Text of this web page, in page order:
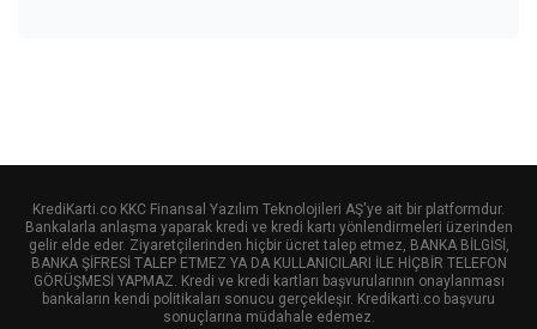
KrediKarti.co KKC Finansal Yazılım Teknolojileri AŞ'ye ait bir platformdur.
Bankalarla anlaşma yaparak kredi ve kredi kartı yönlendirmeleri üzerinden
gelir elde eder. Ziyaretçilerinden hiçbir ücret talep etmez, BANKA BİLGİSİ,
BANKA ŞİFRESİ TALEP ETMEZ YA DA KULLANICILARI İLE HİÇBİR TELEFON
GÖRÜŞMESİ YAPMAZ. Kredi ve kredi kartları başvurularının onaylanması
bankaların kendi politikaları sonucu gerçekleşir. Kredikarti.co başvuru
sonuçlarına müdahale edemez.